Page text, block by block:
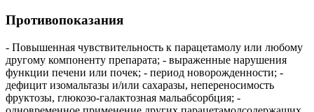
Противопоказания
- Повышенная чувствительность к парацетамолу или любому
другому компоненту препарата; - выраженные нарушения
функции печени или почек; - период новорожденности; -
дефицит изомальтазы и/или сахаразы, непереносимость
фруктозы, глюкозо-галактозная мальабсорбция; -